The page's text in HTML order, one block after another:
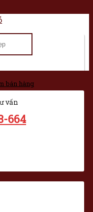
bán hàng
vấn
664